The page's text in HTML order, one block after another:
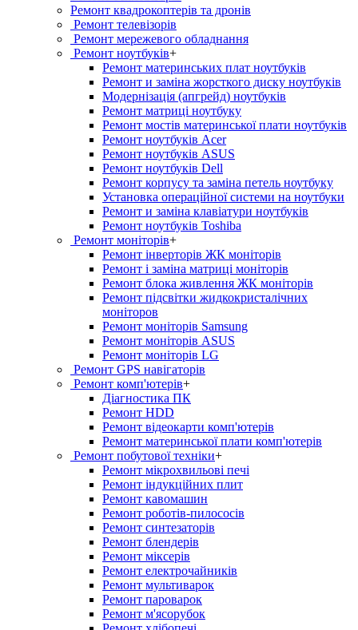
Ремонт квадрокоптерів та дронів
Ремонт телевізорів
Ремонт мережевого обладнання
Ремонт ноутбуків+
Ремонт материнських плат ноутбуків
Ремонт и заміна жорсткого диску ноутбуків
Модернізація (апгрейд) ноутбуків
Ремонт матриці ноутбуку
Ремонт мостів материнської плати ноутбуків
Ремонт ноутбуків Acer
Ремонт ноутбуків ASUS
Ремонт ноутбуків Dell
Ремонт корпусу та заміна петель ноутбуку
Установка операційної системи на ноутбуки
Ремонт и заміна клавіатури ноутбуків
Ремонт ноутбуків Toshiba
Ремонт моніторів+
Ремонт інверторів ЖК моніторів
Ремонт і заміна матриці моніторів
Ремонт блока живлення ЖК моніторів
Ремонт підсвітки жидкокристалічних
моніторов
Ремонт моніторів Samsung
Ремонт моніторів ASUS
Ремонт моніторів LG
Ремонт GPS навігаторів
Ремонт комп'ютерів+
Діагностика ПК
Ремонт HDD
Ремонт відеокарти комп'ютерів
Ремонт материнської плати комп'ютерів
Ремонт побутової техніки+
Ремонт мікрохвильові печі
Ремонт індукційних плит
Ремонт кавомашин
Ремонт роботів-пилососів
Ремонт синтезаторів
Ремонт блендерiв
Ремонт мiксерiв
Ремонт електрочайників
Ремонт мультиварок
Ремонт пароварок
Ремонт м'ясорубок